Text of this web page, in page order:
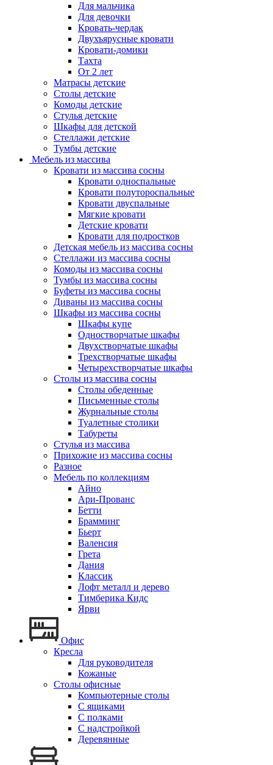
Для мальчика
Для девочки
Кровать-чердак
Двухъярусные кровати
Кровати-домики
Тахта
От 2 лет
Матрасы детские
Столы детские
Комоды детские
Стулья детские
Шкафы для детской
Стеллажи детские
Тумбы детские
Мебель из массива
Кровати из массива сосны
Кровати односпальные
Кровати полутороспальные
Кровати двуспальные
Мягкие кровати
Детские кровати
Кровати для подростков
Детская мебель из массива сосны
Стеллажи из массива сосны
Комоды из массива сосны
Тумбы из массива сосны
Буфеты из массива сосны
Диваны из массива сосны
Шкафы из массива сосны
Шкафы купе
Одностворчатые шкафы
Двухстворчатые шкафы
Трехстворчатые шкафы
Четырехстворчатые шкафы
Столы из массива сосны
Столы обеденные
Письменные столы
Журнальные столы
Туалетные столики
Табуреты
Стулья из массива
Прихожие из массива сосны
Разное
Мебель по коллекциям
Айно
Ари-Прованс
Бетти
Брамминг
Бьерт
Валенсия
Грета
Дания
Классик
Лофт металл и дерево
Тимберика Кидс
Ярви
Офис
Кресла
Для руководителя
Кожаные
Столы офисные
Компьютерные столы
С ящиками
С полками
С надстройкой
Деревянные